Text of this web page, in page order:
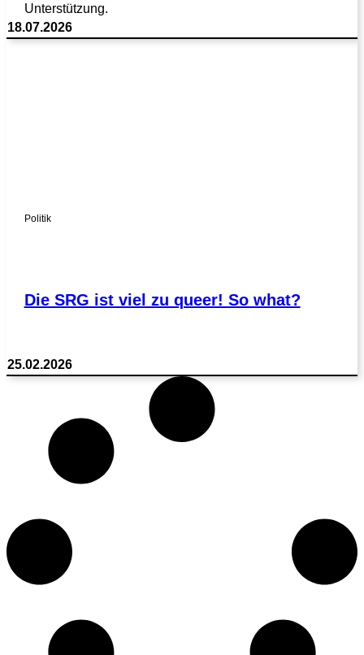
Unterstützung.
18.07.2026
Politik
Die SRG ist viel zu queer! So what?
25.02.2026